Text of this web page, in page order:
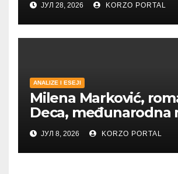
ЈУЛ 28, 2026 KORZO PORTAL
ANALIZE I ESEJI
Milena Marković,
Deca, međunarodna
ЈУЛ 8, 2026 KORZO PORTAL